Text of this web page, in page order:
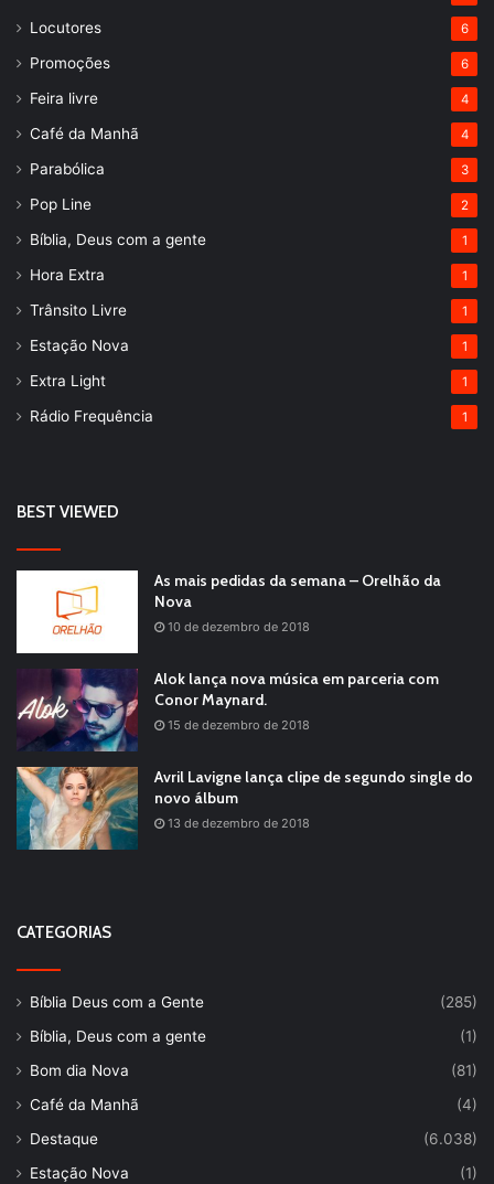
Locutores 6
Promoções 6
Feira livre 4
Café da Manhã 4
Parabólica 3
Pop Line 2
Bíblia, Deus com a gente 1
Hora Extra 1
Trânsito Livre 1
Estação Nova 1
Extra Light 1
Rádio Frequência 1
BEST VIEWED
As mais pedidas da semana – Orelhão da
Nova
10 de dezembro de 2018
Alok lança nova música em parceria com
Conor Maynard.
15 de dezembro de 2018
Avril Lavigne lança clipe de segundo single do
novo álbum
13 de dezembro de 2018
CATEGORIAS
Bíblia Deus com a Gente
(285)
Bíblia, Deus com a gente
(1)
Bom dia Nova
(81)
Café da Manhã
(4)
Destaque
(6.038)
Estação Nova
(1)